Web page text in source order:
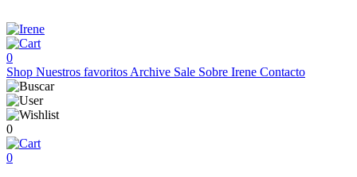
0
Shop Nuestros favoritos Archive Sale Sobre Irene Contacto
0
0